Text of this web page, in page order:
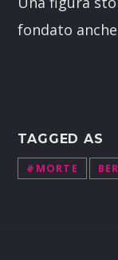
fondato
TAGGED AS
#MORTE